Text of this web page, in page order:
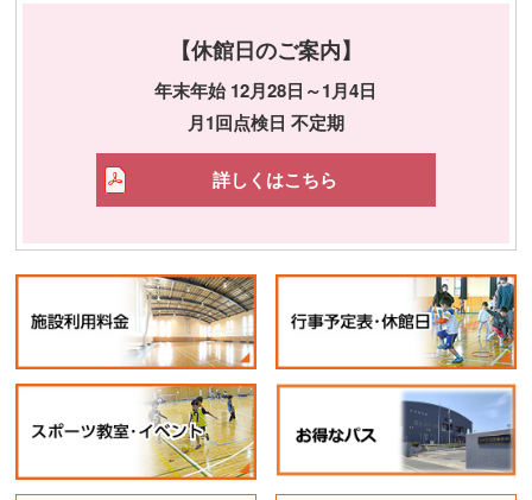
【休館日のご案内】
年末年始 12月28日～1月4日
月1回点検日 不定期
詳しくはこちら